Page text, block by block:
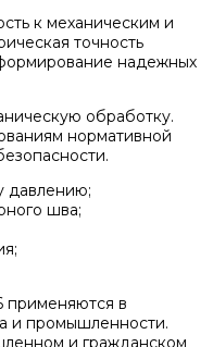
к механическим и
точность
надежных
обработку.
нормативной
давлению;
шва;
применяются в
и промышленности.
и гражданском